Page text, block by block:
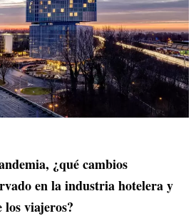
¿qué cambios
en la industria hotelera y
los viajeros?